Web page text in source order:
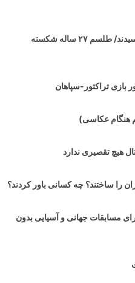
ایران و چین در نیمه‌نهایی آسیا به هم رسیدند/ طلسم ۲۷ ساله شکسته
بازی تراکتور-سپاهان
هیچ تقصیری ندارد
را ساختند؟ چه کسانی باور کردند؟
برای مسابقات جهانی و آسیایی بدون